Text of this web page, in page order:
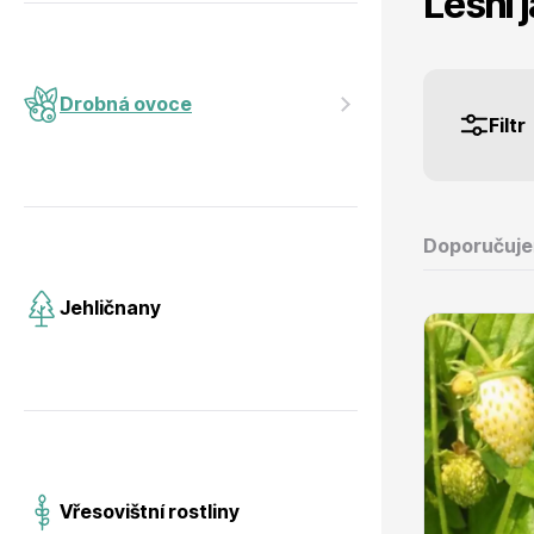
Nářadí,
Postřiky,
Filtr
Drobná ovoce
Jehličnany
Vřesovištní rostliny